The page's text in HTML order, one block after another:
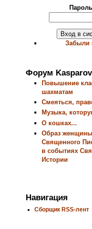
Забыли
Форум
Повышение
шахматам
Смеяться,
Музыка,
О кошках...
Образ женщины
Священного
в событиях
Истории
Навигация
Сборщик RSS-лент